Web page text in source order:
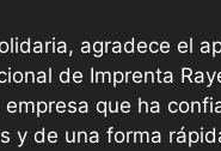
agradece el
de Imprenta
empresa que ha
y de una forma